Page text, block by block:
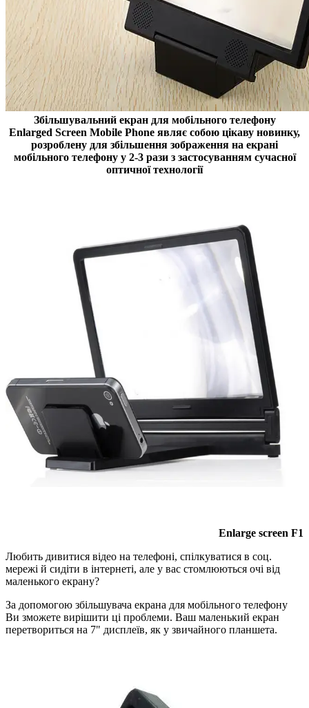
Збільшувальний екран для мобільного телефону
Enlarged Screen Mobile Phone являє собою цікаву новинку,
розроблену для збільшення зображення на екрані
мобільного телефону у 2-3 рази з застосуванням сучасної
оптичної технології
Enlarge screen F1
Любить дивитися відео на телефоні, спілкуватися в соц.
мережі й сидіти в інтернеті, але у вас стомлюються очі від
маленького екрану?
За допомогою збільшувача екрана для мобільного телефону
Ви зможете вирішити ці проблеми. Ваш маленький екран
перетвориться на 7" дисплеїв, як у звичайного планшета.